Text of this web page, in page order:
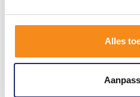
Alles